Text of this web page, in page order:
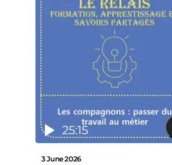
25:15
3 June 2026